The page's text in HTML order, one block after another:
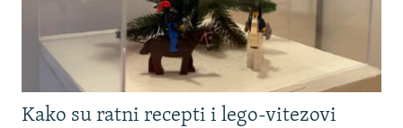
Kako su ratni recepti i lego-vitezovi